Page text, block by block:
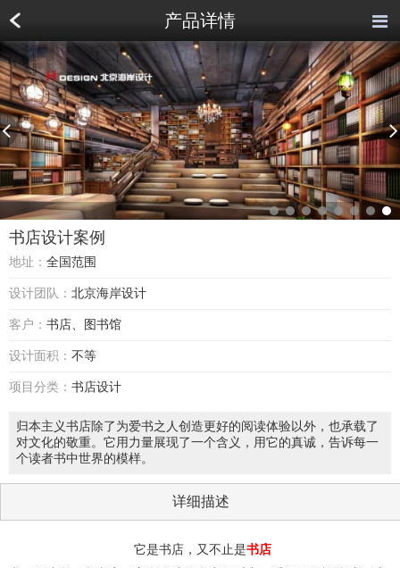
产品详情
书店设计案例
地址： 全国范围
设计团队： 北京海岸设计
客户： 书店、图书馆
设计面积： 不等
项目分类： 书店设计
归本主义书店除了为爱书之人创造更好的阅读体验以外，也承载了
对文化的敬重。它用力量展现了一个含义，用它的真诚，告诉每一
个读者书中世界的模样。
详细描述
它是书店，又不止是书店